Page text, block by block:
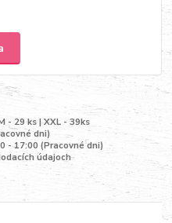
- 29 ks | XXL - 39ks
dni)
- 17:00 (Pracovné dni)
údajoch